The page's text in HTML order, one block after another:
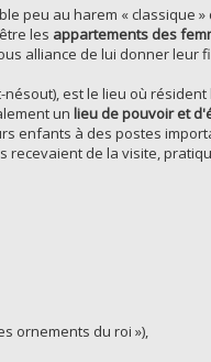
peu au harem « classique
les appartements des
alliance de lui donner
nésout), est le lieu où
un lieu de pouvoir et
enfants à des postes
recevaient de la visite,
ornements du roi »),